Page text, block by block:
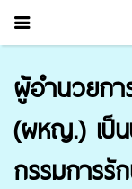
ผู้อำนวยกา
(ผหญ.) เป็น
กรรมการ